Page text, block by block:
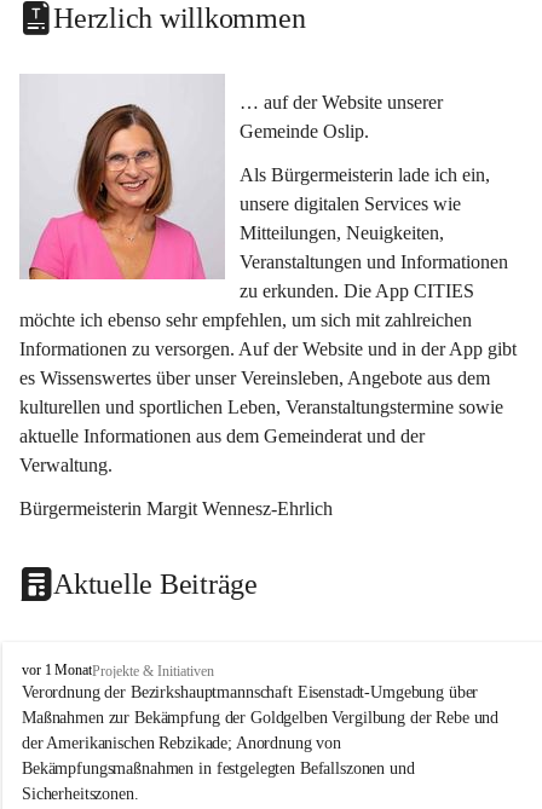
Herzlich willkommen
… auf der Website unserer
Gemeinde Oslip.
Als Bürgermeisterin lade ich ein,
unsere digitalen Services wie
Mitteilungen, Neuigkeiten,
Veranstaltungen und Informationen
zu erkunden. Die App CITIES
möchte ich ebenso sehr empfehlen, um sich mit zahlreichen
Informationen zu versorgen. Auf der Website und in der App gibt
es Wissenswertes über unser Vereinsleben, Angebote aus dem
kulturellen und sportlichen Leben, Veranstaltungstermine sowie
aktuelle Informationen aus dem Gemeinderat und der
Verwaltung.
Bürgermeisterin Margit Wennesz-Ehrlich
Aktuelle Beiträge
O
s
l
i
p
vor 1 MonatProjekte & Initiativen
Verordnung der Bezirkshauptmannschaft Eisenstadt-Umgebung über
Maßnahmen zur Bekämpfung der Goldgelben Vergilbung der Rebe und
der Amerikanischen Rebzikade; Anordnung von
Bekämpfungsmaßnahmen in festgelegten Befallszonen und
Sicherheitszonen.